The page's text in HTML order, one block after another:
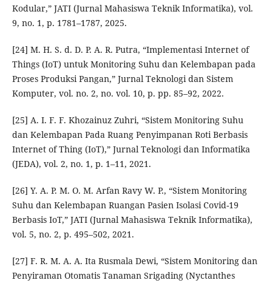
Kodular,” JATI (Jurnal Mahasiswa Teknik Informatika), vol.
9, no. 1, p. 1781–1787, 2025.
[24] M. H. S. d. D. P. A. R. Putra, “Implementasi Internet of
Things (IoT) untuk Monitoring Suhu dan Kelembapan pada
Proses Produksi Pangan,” Jurnal Teknologi dan Sistem
Komputer, vol. no. 2, no. vol. 10, p. pp. 85–92, 2022.
[25] A. I. F. F. Khozainuz Zuhri, “Sistem Monitoring Suhu
dan Kelembapan Pada Ruang Penyimpanan Roti Berbasis
Internet of Thing (IoT),” Jurnal Teknologi dan Informatika
(JEDA), vol. 2, no. 1, p. 1–11, 2021.
[26] Y. A. P. M. O. M. Arfan Ravy W. P., “Sistem Monitoring
Suhu dan Kelembapan Ruangan Pasien Isolasi Covid-19
Berbasis IoT,” JATI (Jurnal Mahasiswa Teknik Informatika),
vol. 5, no. 2, p. 495–502, 2021.
[27] F. R. M. A. A. Ita Rusmala Dewi, “Sistem Monitoring dan
Penyiraman Otomatis Tanaman Srigading (Nyctanthes